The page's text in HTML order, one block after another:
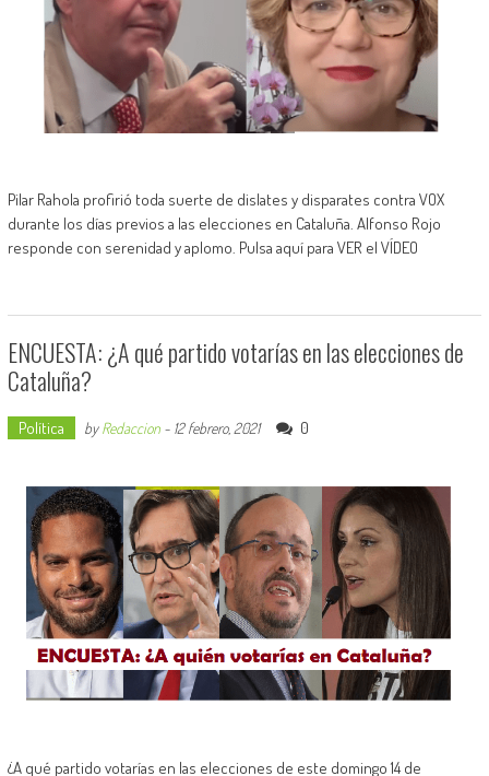
Pilar Rahola profirió toda suerte de dislates y disparates contra VOX
durante los días previos a las elecciones en Cataluña. Alfonso Rojo
responde con serenidad y aplomo. Pulsa aquí para VER el VÍDEO
ENCUESTA: ¿A qué partido votarías en las elecciones de
Cataluña?
Política byRedaccion- 12 febrero, 2021 0
¿A qué partido votarías en las elecciones de este domingo 14 de